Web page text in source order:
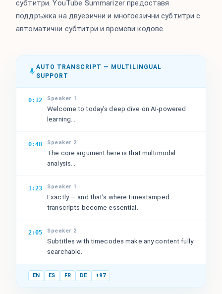
субтитри. YouTube Summarizer предоставя
поддръжка на двуезични и многоезични субтитри с
автоматични субтитри и времеви кодове.
AUTO TRANSCRIPT — MULTILINGUAL
SUPPORT
0:12 Speaker 1
Welcome to today's deep dive on AI-powered
learning...
0:48 Speaker 2
The core argument here is that multimodal
analysis...
1:23 Speaker 1
Exactly — and that's where timestamped
transcripts become essential.
2:05 Speaker 2
Subtitles with timecodes make any content fully
searchable.
EN ES FR DE +97